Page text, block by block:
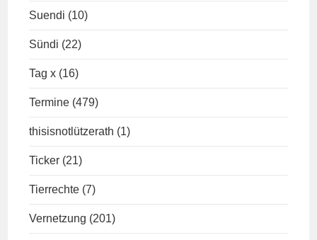
Suendi (10)
Sündi (22)
Tag x (16)
Termine (479)
thisisnotlützerath (1)
Ticker (21)
Tierrechte (7)
Vernetzung (201)